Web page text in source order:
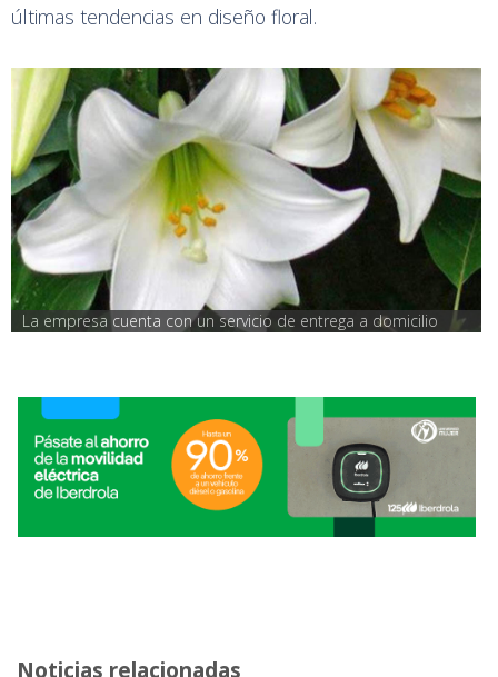
últimas tendencias en diseño floral.
La empresa cuenta con un servicio de entrega a domicilio
Noticias relacionadas